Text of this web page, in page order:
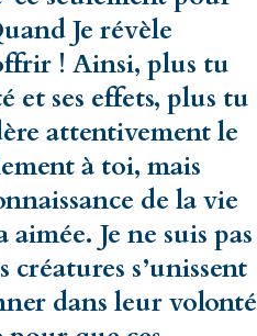
Je révèle
! Ainsi, plus tu
et ses effets, plus tu
attentivement le
à toi, mais
de la vie
Je ne suis pas
s’unissent
dans leur volonté